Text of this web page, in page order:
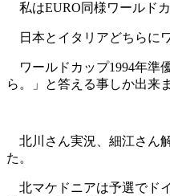
私はEURO同様ワールド
日本とイタリアどちらに
ワールドカップ1994年準
ら。」と答える事しか出来
北川さん実況、細江さん
た。
北マケドニアは予選でド